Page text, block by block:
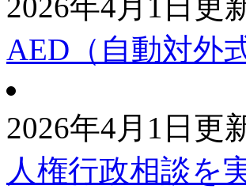
AED（自動対外
2026年4月1日更
人権行政相談を